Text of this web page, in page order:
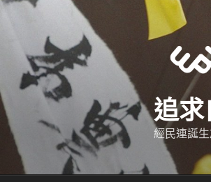
跳
容
追
經民連誕